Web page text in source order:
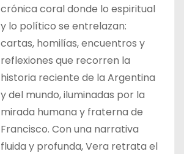
crónica coral donde lo espiritual
y lo político se entrelazan:
cartas, homilías, encuentros y
reflexiones que recorren la
historia reciente de la Argentina
y del mundo, iluminadas por la
mirada humana y fraterna de
Francisco. Con una narrativa
fluida y profunda, Vera retrata el